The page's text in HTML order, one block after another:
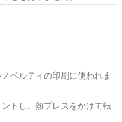
ベルティの印刷に使われま
トし、熱プレスをかけて転